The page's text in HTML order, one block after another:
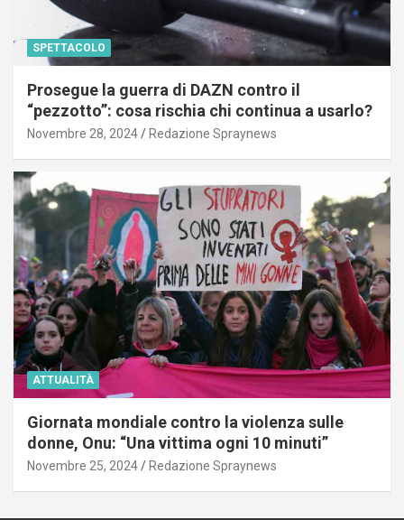
SPETTACOLO
Prosegue la guerra di DAZN contro il
“pezzotto”: cosa rischia chi continua a usarlo?
Novembre 28, 2024 Redazione Spraynews
ATTUALITÀ
Giornata mondiale contro la violenza sulle
donne, Onu: “Una vittima ogni 10 minuti”
Novembre 25, 2024 Redazione Spraynews